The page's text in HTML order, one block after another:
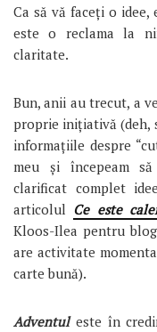
Ca să vă faceți o idee,
este o reclama la
claritate.
Bun, anii au trecut, a
proprie inițiativă (deh,
informațiile despre
meu și începeam
clarificat complet
articolul Ce este
Kloos-Ilea pentru
are activitate
carte bună).
Adventuleste în